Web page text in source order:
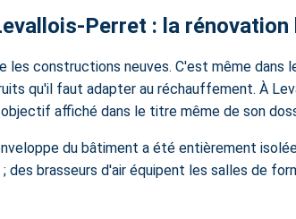
Perret : la
les constructions neuves. C'est même
qu'il faut adapter au réchauffement. À
affiché dans le titre même de son
du bâtiment a été entièrement
des brasseurs d'air équipent les salles de